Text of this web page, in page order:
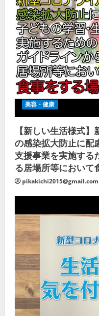
美容・健康
【新しい生活様式
の感染拡大防止に配
支援事業を実施する
る居場所等において
pikakichi2015@gmail.com